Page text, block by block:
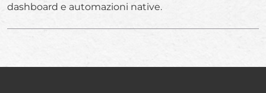
dashboard e automazioni native.